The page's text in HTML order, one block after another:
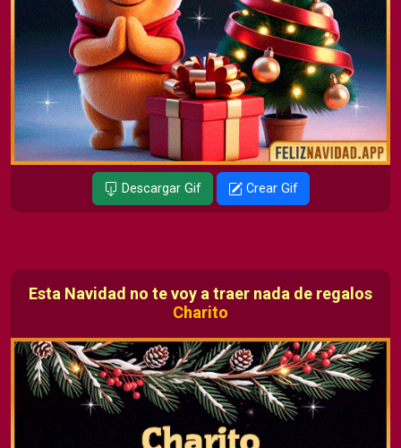
Descargar Gif Crear Gif
Esta Navidad no te voy a traer nada de regalos
Charito